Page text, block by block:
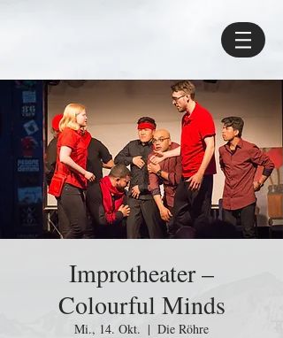
Improtheater –
Colourful Minds
Mi., 14. Okt.
  |
Die Röhre